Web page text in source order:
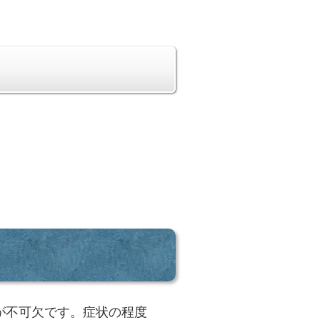
可欠です。症状の程度